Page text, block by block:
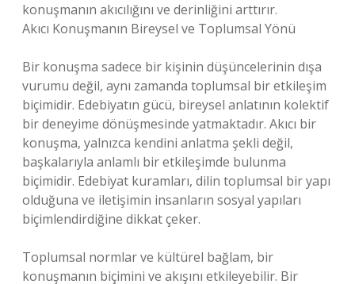
konuşmanın akıcılığını ve derinliğini arttırır.
Akıcı Konuşmanın Bireysel ve Toplumsal Yönü
Bir konuşma sadece bir kişinin düşüncelerinin dışa
vurumu değil, aynı zamanda toplumsal bir etkileşim
biçimidir. Edebiyatın gücü, bireysel anlatının kolektif
bir deneyime dönüşmesinde yatmaktadır. Akıcı bir
konuşma, yalnızca kendini anlatma şekli değil,
başkalarıyla anlamlı bir etkileşimde bulunma
biçimidir. Edebiyat kuramları, dilin toplumsal bir yapı
olduğuna ve iletişimin insanların sosyal yapıları
biçimlendirdiğine dikkat çeker.
Toplumsal normlar ve kültürel bağlam, bir
konuşmanın biçimini ve akışını etkileyebilir. Bir